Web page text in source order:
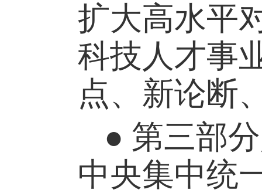
扩大高水平
科技人才事
点、新论断
● 第三部
中央集中统